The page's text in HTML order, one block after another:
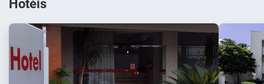
Hotéis